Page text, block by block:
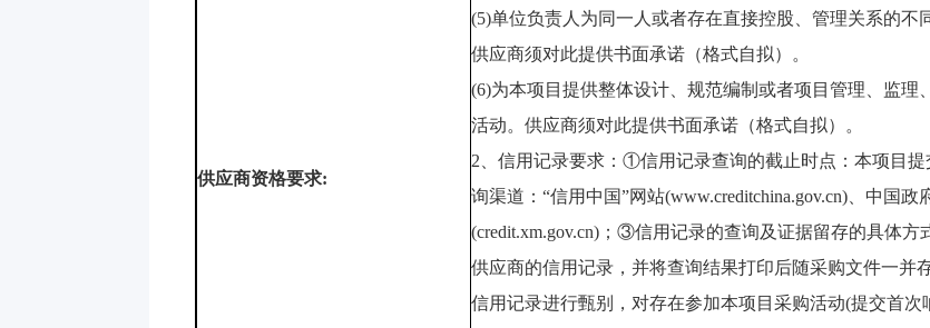
供应商资格要求:
(5)单位负责人为同一人或者存在直接控股、管理关系的不
供应商须对此提供书面承诺（格式自拟）。
(6)为本项目提供整体设计、规范编制或者项目管理、监
活动。供应商须对此提供书面承诺（格式自拟）。
2 、信用记录要求：①信用记录查询的截止时点：本项目
询渠道：“信用中国”网站(www.creditchina.gov.cn) 、中国政
(credit.xm.gov.cn) ；③信用记录的查询及证据留存的具体方
供应商的信用记录，并将查询结果打印后随采购文件一
信用记录进行甄别，对存在参加本项目采购活动(提交首次